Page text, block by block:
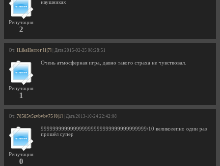
Репутация
2
наушниках
От: ILikeHorror [1|7] | Дата 2015-02-25 08:28:51
Репутация
1
Очень атмосферная игра, давно такого страха не чувствовал.
От: 78585v5zvbvbv75 [0|1] | Дата 2013-10-24 22:42:08
Репутация
0
999999999999999999999999999999999999/10 великолепно один раз
прошёл супер